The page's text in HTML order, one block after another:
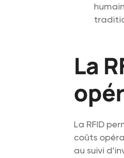
La
La RFID
coûts
au suivi